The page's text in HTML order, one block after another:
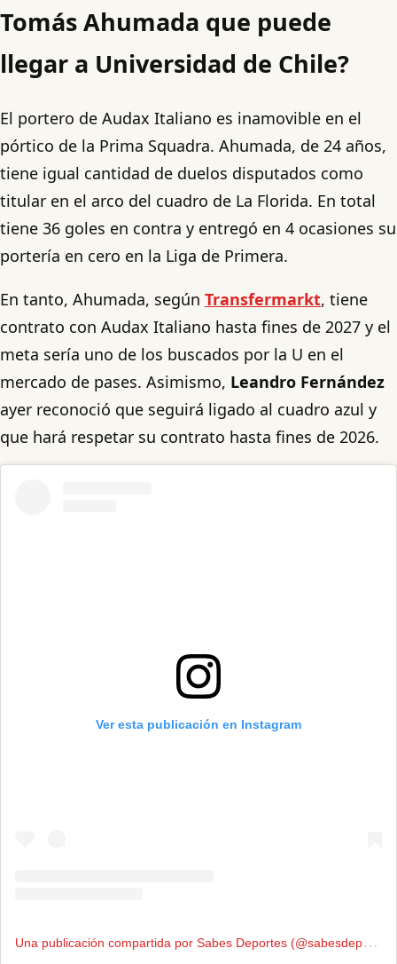
Tomás Ahumada que puede
llegar a Universidad de Chile?
El portero de Audax Italiano es inamovible en el
pórtico de la Prima Squadra. Ahumada, de 24 años,
tiene igual cantidad de duelos disputados como
titular en el arco del cuadro de La Florida. En total
tiene 36 goles en contra y entregó en 4 ocasiones su
portería en cero en la Liga de Primera.
En tanto, Ahumada, según Transfermarkt, tiene
contrato con Audax Italiano hasta fines de 2027 y el
meta sería uno de los buscados por la U en el
mercado de pases. Asimismo, Leandro Fernández
ayer reconoció que seguirá ligado al cuadro azul y
que hará respetar su contrato hasta fines de 2026.
Ver esta publicación en Instagram
U
na publicación compartida por Sabes Deportes (@sabesdeportes)